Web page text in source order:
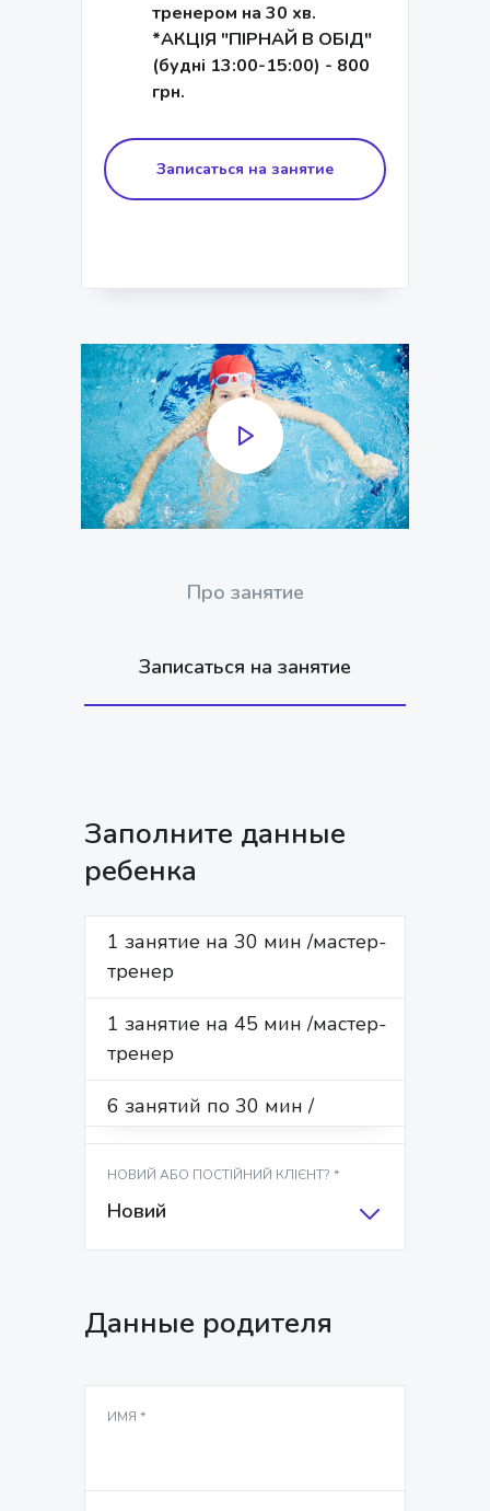
Про занятие
Записаться на занятие
Заполните данные
ребенка
ИМЯ *
НОВИЙ АБО ПОСТІЙНИЙ КЛІЄНТ? *
Новий
Данные родителя
ИМЯ *
тренером на 30 хв.
*АКЦІЯ "ПІРНАЙ В ОБІД"
(будні 13:00-15:00) - 800
грн.
Записаться на занятие
1 занятие на 30 мин /мастер-
тренер
1 занятие на 45 мин /мастер-
тренер
6 занятий по 30 мин /
мастер-тренер
6 занятий по 45 мин /
мастер-тренер
мастер-тренер